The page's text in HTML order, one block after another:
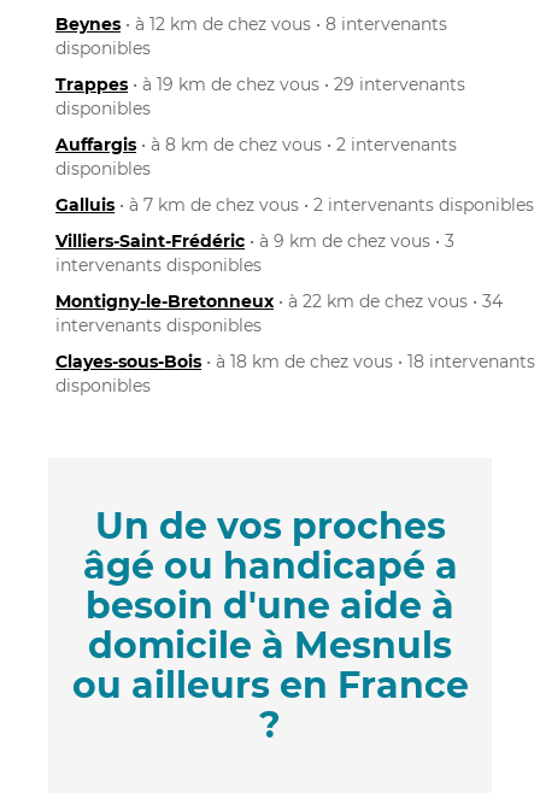
Beynes • à 12 km de chez vous • 8 intervenants
disponibles
Trappes • à 19 km de chez vous • 29 intervenants
disponibles
Auffargis • à 8 km de chez vous • 2 intervenants
disponibles
Galluis • à 7 km de chez vous • 2 intervenants disponibles
Villiers-Saint-Frédéric • à 9 km de chez vous • 3
intervenants disponibles
Montigny-le-Bretonneux • à 22 km de chez vous • 34
intervenants disponibles
Clayes-sous-Bois • à 18 km de chez vous • 18 intervenants
disponibles
Un de vos proches
âgé ou handicapé a
besoin d'une aide à
domicile à Mesnuls
ou ailleurs en France
?